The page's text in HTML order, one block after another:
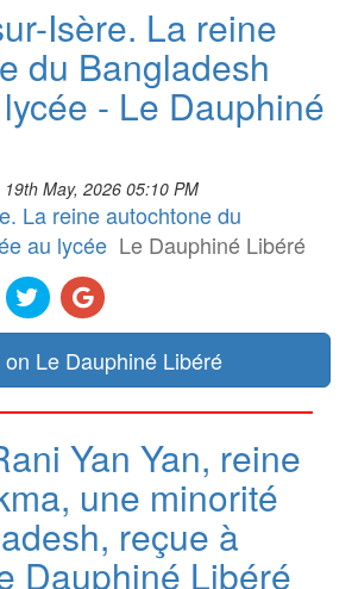
Isère. La reine
du Bangladesh
- Le Dauphiné
19th May, 2026 05:10 PM
La reine autochtone du
au lycée Le Dauphiné Libéré
on Le Dauphiné Libéré
Yan Yan, reine
une minorité
reçue à
Dauphiné Libéré